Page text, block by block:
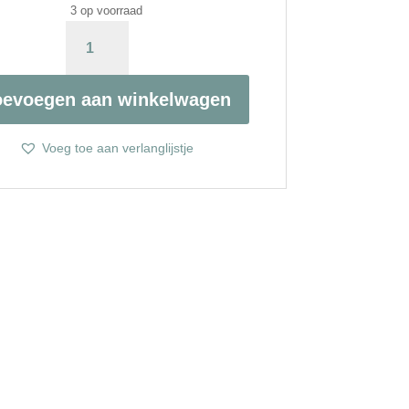
3 op voorraad
JADE
&
CATSEYE
aan winkelwagen
Voeg toe aan verlanglijstje